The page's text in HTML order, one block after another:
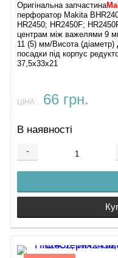
Оригінальна запчастина
перфоратор Makita
HR2450; HR2450F;
центрам між важелями 9
11 (5) мм/Висота
посадки під корпус
37,5х33х21
ЦІНА: 66 грн.
В наявності
-